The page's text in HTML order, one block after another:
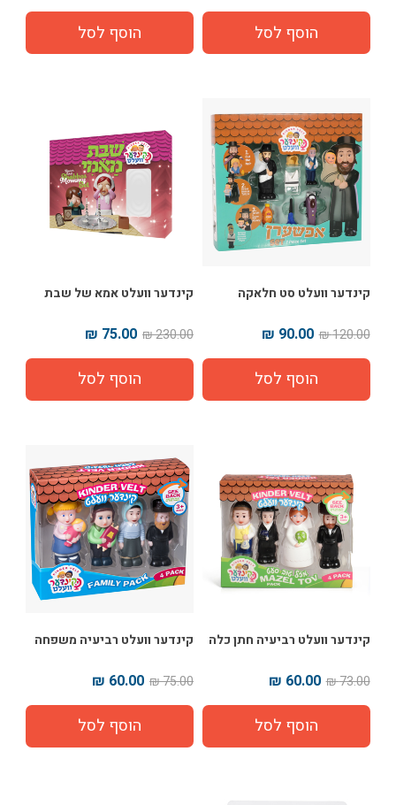
קינדער וועלט סט חלאקה
120.00 ₪
90.00 ₪
קינדער וועלט אמא של שבת
230.00 ₪
75.00 ₪
קינדער וועלט רביעיה חתן כלה
73.00 ₪
60.00 ₪
קינדער וועלט רביעיה משפחה
75.00 ₪
60.00 ₪